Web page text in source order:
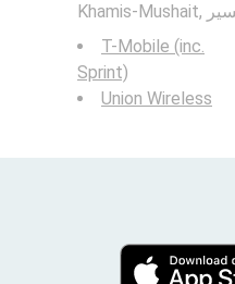
T-Mobile (inc.
Sprint)
Union Wireless